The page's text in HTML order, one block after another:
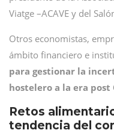
Viatge –ACAVE y del
Otros economistas,
ámbito financiero e
para gestionar la
hostelero a la era post
Retos
tendencia del